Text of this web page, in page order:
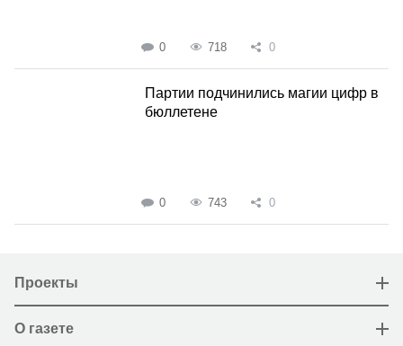
0 718 0
Партии подчинились магии цифр в
бюллетене
0 743 0
Проекты
О газете